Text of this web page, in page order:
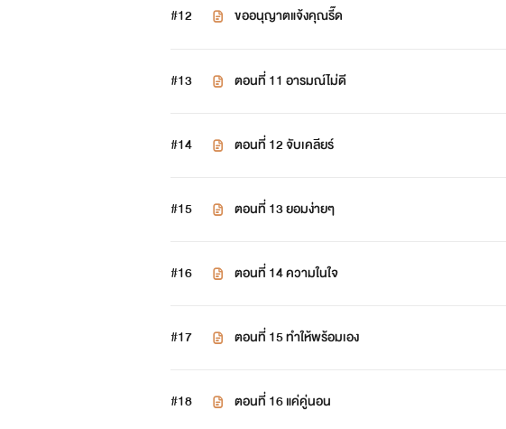
#12 ขออนุญาตแจ้งคุณรี๊ด
#13 ตอนที่ 11 อารมณ์ไม่ดี
#14 ตอนที่ 12 จับเคลียร์
#15 ตอนที่ 13 ยอมง่ายๆ
#16 ตอนที่ 14 ความในใจ
#17 ตอนที่ 15 ทำให้พร้อมเอง
#18 ตอนที่ 16 แค่คู่นอน